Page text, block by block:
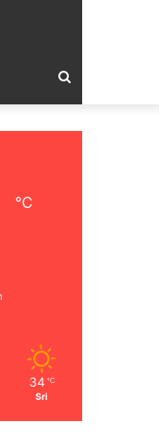
Traži
℃
34 ℃
Sri